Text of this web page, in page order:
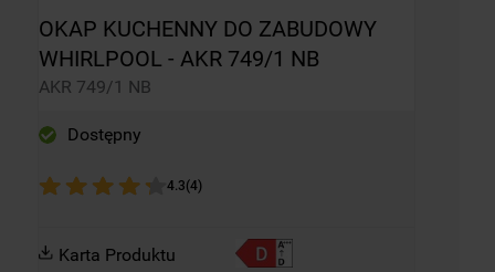
OKAP KUCHENNY DO ZABUDOWY
WHIRLPOOL - AKR 749/1 NB
AKR 749/1 NB
Dostępny
4.3(4)
Karta Produktu